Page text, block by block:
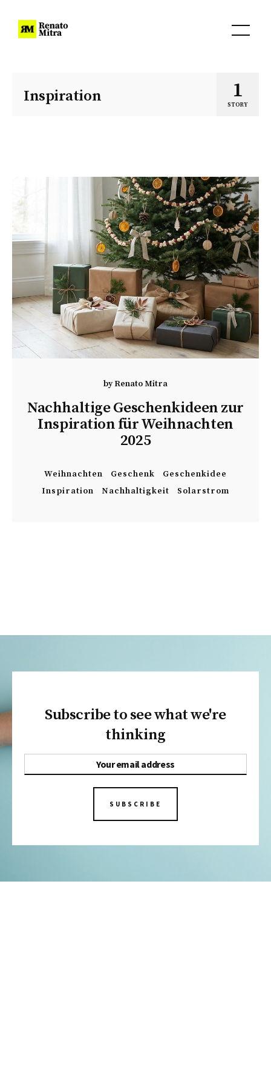
Inspiration 1
STORY
byRenato Mitra
Nachhaltige Geschenkideen zur
Inspiration für Weihnachten
2025
Weihnachten Geschenk
Geschenkidee
Inspiration
Nachhaltigkeit Solarstrom
Subscribe to see what we're
thinking
SUBSCRIBE